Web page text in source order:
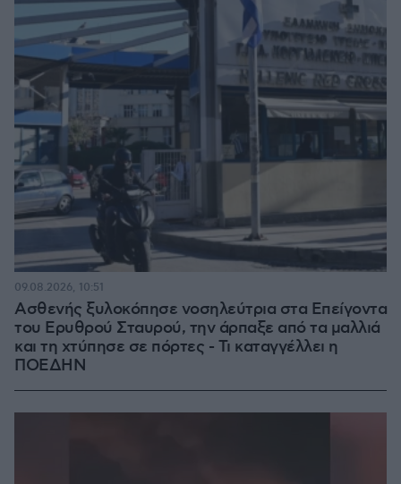
Ασθενής ξυλοκόπησε νοσηλεύτρια στα Επείγοντα
του Ερυθρού Σταυρού, την άρπαξε από τα μαλλιά
και τη χτύπησε σε πόρτες - Τι καταγγέλλει η
ΠΟΕΔΗΝ
09.08.2026, 10:51